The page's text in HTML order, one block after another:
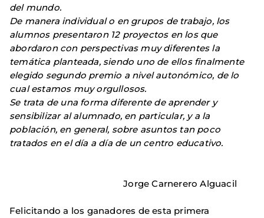
del mundo.
De manera individual o en grupos de trabajo, los
alumnos presentaron 12 proyectos en los que
abordaron con perspectivas muy diferentes la
temática planteada, siendo uno de ellos finalmente
elegido segundo premio a nivel autonómico, de lo
cual estamos muy orgullosos.
Se trata de una forma diferente de aprender y
sensibilizar al alumnado, en particular, y a la
población, en general, sobre asuntos tan poco
tratados en el día a día de un centro educativo.
Jorge Carnerero Alguacil
Felicitando a los ganadores de esta primera